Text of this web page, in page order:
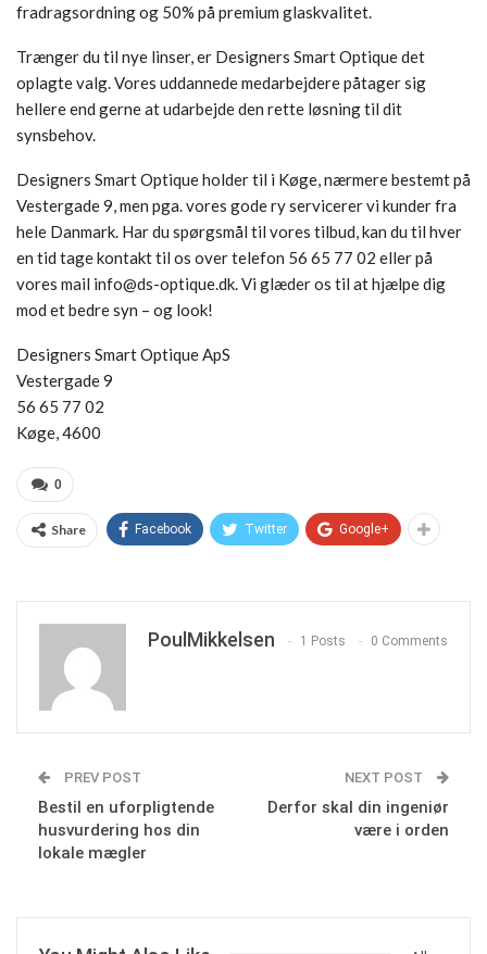
fradragsordning og 50% på premium glaskvalitet.
Trænger du til nye linser, er Designers Smart Optique det
oplagte valg. Vores uddannede medarbejdere påtager sig
hellere end gerne at udarbejde den rette løsning til dit
synsbehov.
Designers Smart Optique holder til i Køge, nærmere bestemt på
Vestergade 9, men pga. vores gode ry servicerer vi kunder fra
hele Danmark. Har du spørgsmål til vores tilbud, kan du til hver
en tid tage kontakt til os over telefon 56 65 77 02 eller på
vores mail info@ds-optique.dk. Vi glæder os til at hjælpe dig
mod et bedre syn – og look!
Designers Smart Optique ApS
Vestergade 9
56 65 77 02
Køge, 4600
0
Share Facebook Twitter Google+
PoulMikkelsen 1 Posts 0 Comments
PREV POST
Bestil en uforpligtende
husvurdering hos din
lokale mægler
NEXT POST
Derfor skal din ingeniør
være i orden